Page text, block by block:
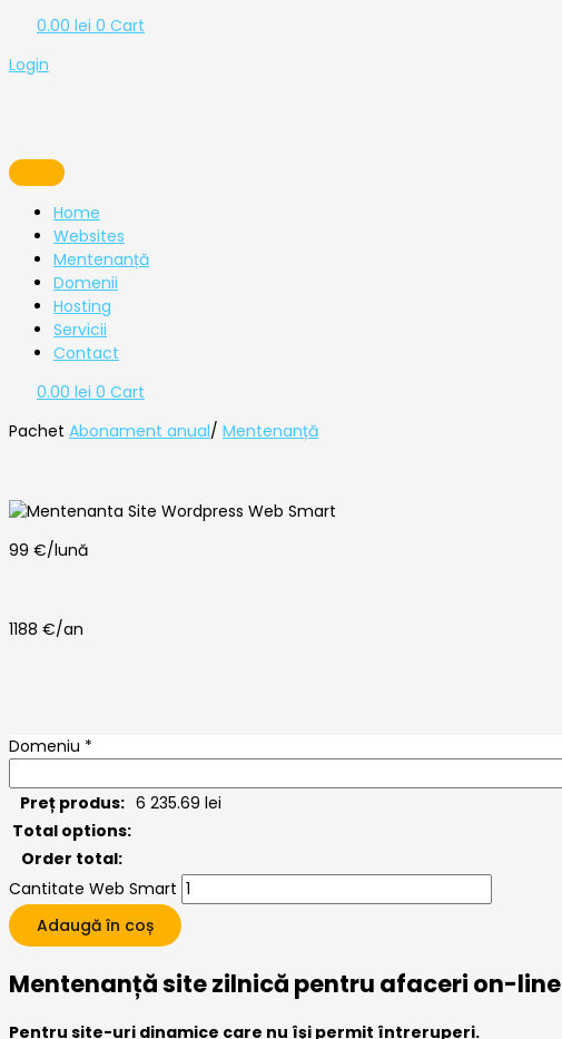
0.00 lei 0 Cart
Login
Home
Websites
Mentenanță
Domenii
Hosting
Servicii
Contact
0.00 lei 0 Cart
Pachet Abonament anual/ Mentenanță
99 €/lună
1188 €/an
Domeniu *
Preț produs: 6 235.69 lei
Total options:
Order total:
Cantitate Web Smart
Adaugă în coș
Mentenanță site zilnică pentru afaceri on-line
Pentru site-uri dinamice care nu își permit întreruperi.